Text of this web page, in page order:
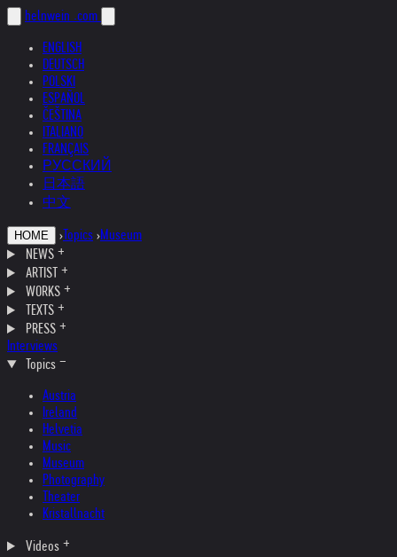
helnwein .com
ENGLISH
DEUTSCH
POLSKI
ESPAÑOL
ČEŠTINA
ITALIANO
FRANÇAIS
РУССКИЙ
日本語
中文
HOME › Topics ›Museum
NEWS
ARTIST
WORKS
TEXTS
PRESS
Interviews
Topics
Austria
Ireland
Helvetia
Music
Museum
Photography
Theater
Kristallnacht
Videos